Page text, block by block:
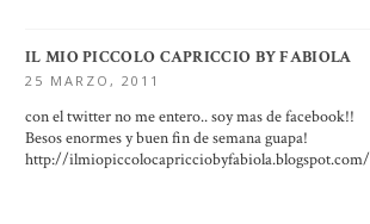
IL MIO PICCOLO CAPRICCIO BY FABIOLA
25 MARZO, 2011
con el twitter no me entero.. soy mas de facebook!!
Besos enormes y buen fin de semana guapa!
http://ilmiopiccolocapricciobyfabiola.blogspot.com/